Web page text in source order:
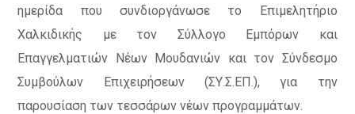
ημερίδα που συνδιοργάνωσε το Επιμελητήριο
Χαλκιδικής με τον Σύλλογο Εμπόρων και
Επαγγελματιών Νέων Μουδανιών και τον Σύνδεσμο
Συμβούλων Επιχειρήσεων (ΣΥ.Σ.ΕΠ.), για την
παρουσίαση των τεσσάρων νέων προγραμμάτων.